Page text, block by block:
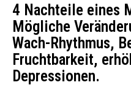
4 Nachteile eines
Mögliche
Wach-Rhythmus,
Fruchtbarkeit,
Depressionen.